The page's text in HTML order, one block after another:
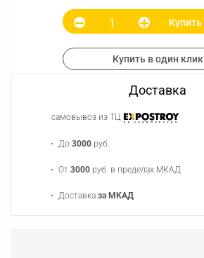
Купить
Купить в один клик
Доставка
самовывоз из ТЦ
До3000 руб.
От3000 руб. в пределах МКАД
Доставказа МКАД